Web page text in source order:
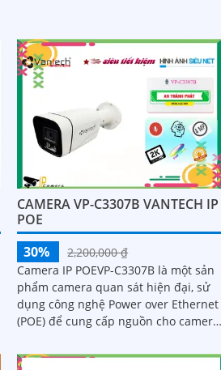
nét và chất lượng
CAMERA VP-C3307B VANTECH IP
POE
30%
2,200,000 ₫
Camera IP POEVP-C3307B là một sản
phẩm camera quan sát hiện đại, sử
dụng công nghệ Power over Ethernet
(POE) để cung cấp nguồn cho camera
cáp...